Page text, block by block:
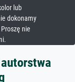
lub
dokonamy
nie